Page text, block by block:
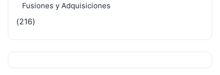
Fusiones y Adquisiciones
(216)